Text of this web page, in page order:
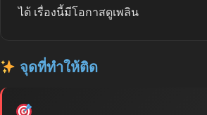
ได้ เรื่องนี้มีโอกาสดูเพลิน
จุดที่ทำให้ติด